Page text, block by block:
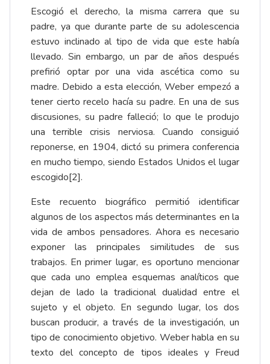
Escogió el derecho, la misma carrera que su
padre, ya que durante parte de su adolescencia
estuvo inclinado al tipo de vida que este había
llevado. Sin embargo, un par de años después
prefirió optar por una vida ascética como su
madre. Debido a esta elección, Weber empezó a
tener cierto recelo hacía su padre. En una de sus
discusiones, su padre falleció; lo que le produjo
una terrible crisis nerviosa. Cuando consiguió
reponerse, en 1904, dictó su primera conferencia
en mucho tiempo, siendo Estados Unidos el lugar
escogido[2].
Este recuento biográfico permitió identificar
algunos de los aspectos más determinantes en la
vida de ambos pensadores. Ahora es necesario
exponer las principales similitudes de sus
trabajos. En primer lugar, es oportuno mencionar
que cada uno emplea esquemas analíticos que
dejan de lado la tradicional dualidad entre el
sujeto y el objeto. En segundo lugar, los dos
buscan producir, a través de la investigación, un
tipo de conocimiento objetivo. Weber habla en su
texto del concepto de tipos ideales y Freud